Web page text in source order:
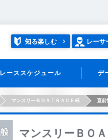
知る楽しむ レーサ
レーススケジュール デ
マンスリーＢＯＡＴＲＡＣＥ杯 直前
マンスリーＢＯ